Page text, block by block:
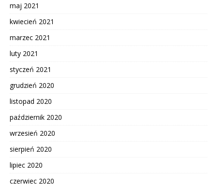
maj 2021
kwiecień 2021
marzec 2021
luty 2021
styczeń 2021
grudzień 2020
listopad 2020
październik 2020
wrzesień 2020
sierpień 2020
lipiec 2020
czerwiec 2020